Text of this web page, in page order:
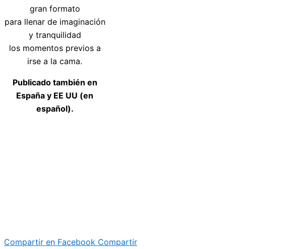
gran formato
para llenar de imaginación
y tranquilidad
los momentos previos a
irse a la cama.
Publicado también en
España y EE UU (en
español).
Compartir en Facebook Compartir